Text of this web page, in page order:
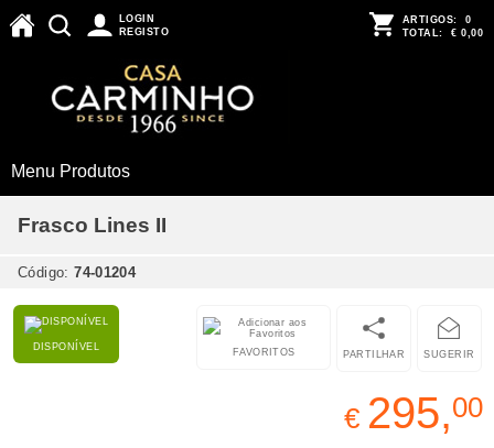
LOGIN
REGISTO
ARTIGOS: 0
TOTAL: € 0,00
Menu Produtos
Frasco Lines II
Código:74-01204
DISPONÍVEL
SUGERIR
PARTILHAR
FAVORITOS
€ 295,00